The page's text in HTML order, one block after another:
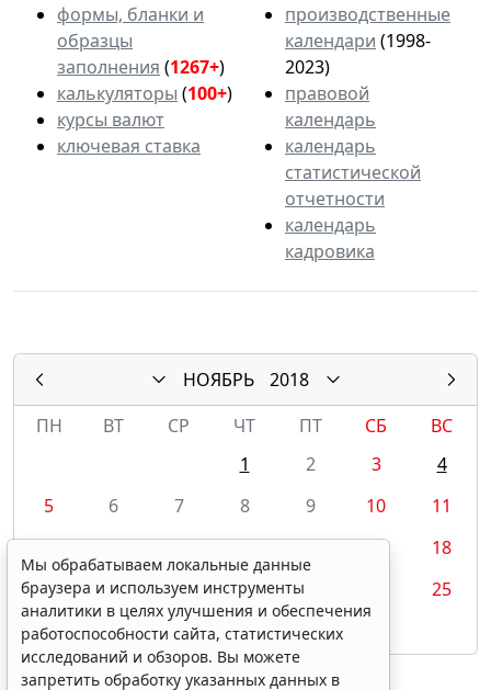
формы, бланки и
образцы
заполнения (1267+)
калькуляторы (100+)
курсы валют
ключевая ставка
производственные
календари (1998-
2023)
правовой
календарь
календарь
статистической
отчетности
календарь
кадровика
НОЯБРЬ
2018
ПН
ВТ СР ЧТ ПТ СБ
ВС
1
2 3
4
5
6 7 8 9 10
11
12
13 14 15 16 17
18
19
20 21 22 23
25
26
27 28 29 30
Мы обрабатываем локальные данные
браузера и используем инструменты
аналитики в целях улучшения и обеспечения
работоспособности сайта, статистических
исследований и обзоров. Вы можете
запретить обработку указанных данных в